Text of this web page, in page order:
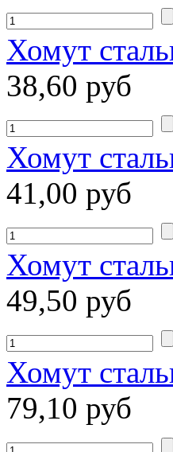
Хомут
38,60 руб
Хомут
41,00 руб
Хомут
49,50 руб
Хомут
79,10 руб